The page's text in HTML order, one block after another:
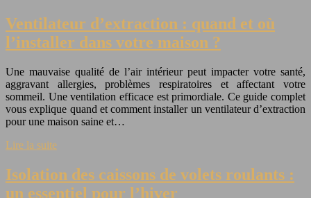
Ventilateur d’extraction : quand et où
l’installer dans votre maison ?
Une mauvaise qualité de l’air intérieur peut impacter votre santé,
aggravant allergies, problèmes respiratoires et affectant votre
sommeil. Une ventilation efficace est primordiale. Ce guide complet
vous explique quand et comment installer un ventilateur d’extraction
pour une maison saine et…
Lire la suite
Isolation des caissons de volets roulants :
un essentiel pour l’hiver